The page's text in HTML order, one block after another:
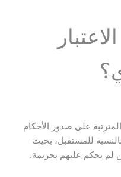
المترتبة على صدور الأحكام
للمستقبل، بحيث
لم يحكم عليهم بجريمة.